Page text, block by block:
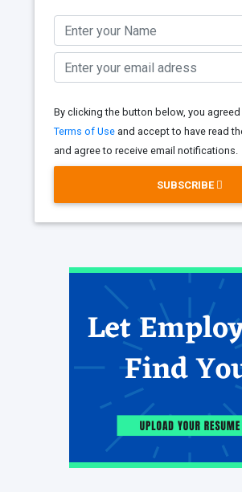
By clicking the button below, you agreed
Terms of Use and accept to have read
and agree to receive email notifications.
SUBSCRIBE